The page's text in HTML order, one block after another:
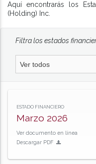
Aquí encontrarás los
(Holding) Inc.
Filtra los estados
ESTADO FINANCIERO
Marzo 2026
Ver documento en línea
Descargar PDF